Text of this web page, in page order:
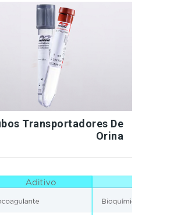
Transportadores De
Orina